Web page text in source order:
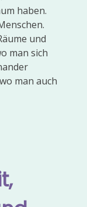
haben.
und
man sich
man auch